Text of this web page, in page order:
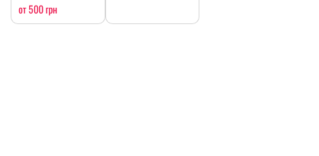
от 500 грн